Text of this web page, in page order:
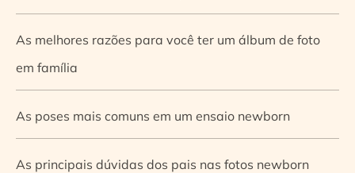
As melhores razões para você ter um álbum de foto
em família
As poses mais comuns em um ensaio newborn
As principais dúvidas dos pais nas fotos newborn